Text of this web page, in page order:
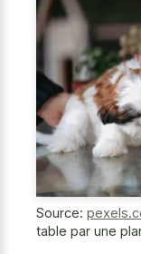
Source:
table par une